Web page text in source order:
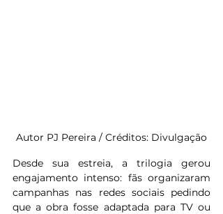
Autor PJ Pereira / Créditos: Divulgação
Desde sua estreia, a trilogia gerou
engajamento intenso: fãs organizaram
campanhas nas redes sociais pedindo
que a obra fosse adaptada para TV ou